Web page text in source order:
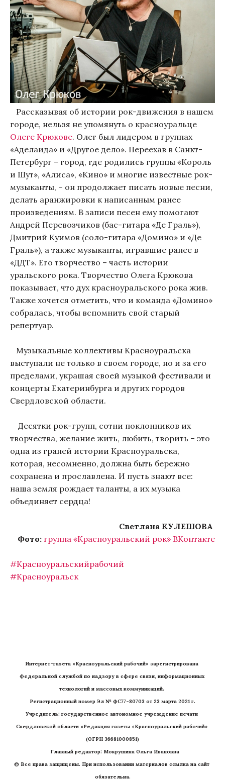
Рассказывая об истории рок-движения в нашем
городе, нельзя не упомянуть о красноуральце
Олеге Крюкове. Олег был лидером в группах
«Аделаида» и «Другое дело». Переехав в Санкт-
Петербург – город, где родились группы «Король
и Шут», «Алиса», «Кино» и многие известные рок-
музыканты, – он продолжает писать новые песни,
делать аранжировки к написанным ранее
произведениям. В записи песен ему помогают
Андрей Перевозчиков (бас-гитара «Де Граль»),
Дмитрий Куимов (соло-гитара «Домино» и «Де
Граль»), а также музыканты, игравшие ранее в
«ДДТ». Его творчество – часть истории
уральского рока. Творчество Олега Крюкова
показывает, что дух красноуральского рока жив.
Также хочется отметить, что и команда «Домино»
собралась, чтобы вспомнить свой старый
репертуар.
Музыкальные коллективы Красноуральска
выступали не только в своем городе, но и за его
пределами, украшая своей музыкой фестивали и
концерты Екатеринбурга и других городов
Свердловской области.
Десятки рок-групп, сотни поклонников их
творчества, желание жить, любить, творить – это
одна из граней истории Красноуральска,
которая, несомненно, должна быть бережно
сохранена и прославлена. И пусть знают все:
наша земля рождает таланты, а их музыка
объединяет сердца!
Светлана КУЛЕШОВА
Фото: группа «Красноуральский рок» ВКонтакте
#Красноуральскийрабочий
#Красноуральск
Интернет-газета «Красноуральский рабочий» зарегистрирована
Федеральной службой по надзору в сфере связи, информационных
технологий и массовых коммуникаций.
Регистрационный номер Эл № ФС77-80703 от 23 марта 2021 г.
Учредитель: государственное автономное учреждение печати
Свердловской области «Редакция газеты «Красноуральский рабочий»
(ОГРН 36681000851)
   Главный редактор: Мокрушина Ольга Ивановна
© Все права защищены. При использовании материалов ссылка на сайт
обязательна.